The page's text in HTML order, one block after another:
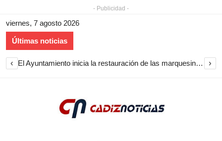
- Publicidad -
viernes, 7 agosto 2026
Últimas noticias
‹ El Ayuntamiento inicia la restauración de las marquesinas de Plaza Esteve para volver a instalarlas en el centro de Jerez ›